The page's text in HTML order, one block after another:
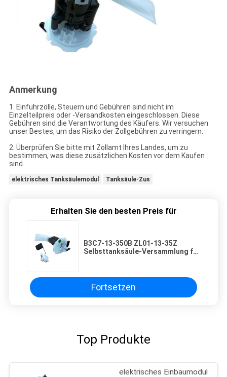
Anmerkung
1. Einfuhrzölle, Steuern und Gebühren sind nicht im
Einzelteilpreis oder -Versandkosten eingeschlossen. Diese
Gebühren sind die Verantwortung des Käufers. Wir versuchen
unser Bestes, um das Risiko der Zollgebühren zu verringern.
2. Überprüfen Sie bitte mit Zollamt Ihres Landes, um zu
bestimmen, was diese zusätzlichen Kosten vor dem Kaufen
sind.
elektrisches Tanksäulemodul Tanksäule-Zus
Erhalten Sie den besten Preis für
B3C7-13-350B ZL01-13-35Z
Selbsttanksäule-Versammlung für
Fortsetzen
Top Produkte
elektrisches Einbaumodul